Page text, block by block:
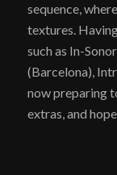
sequence,
textures.
such as In-
(Barcelona),
now preparing
extras, and